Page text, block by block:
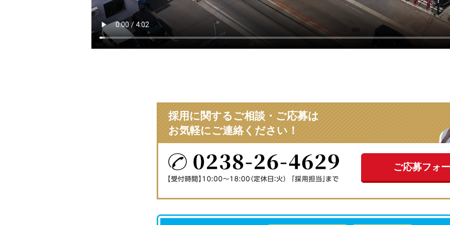
採用に関するご相談・ご応募は
お気軽にご連絡ください！
ご応募フォ